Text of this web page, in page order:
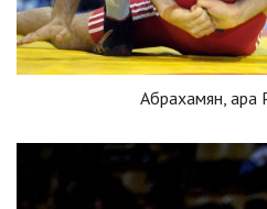
Абрахамян, ара